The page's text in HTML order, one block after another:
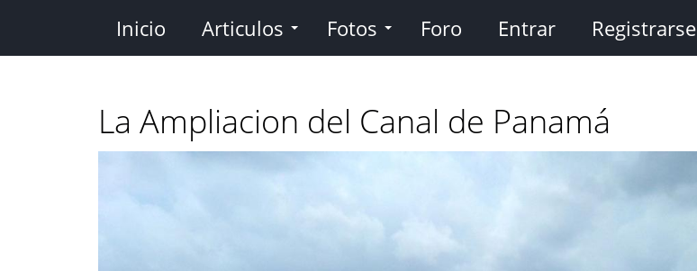
contenido
Inicio Articulos Fotos Foro Entrar Registrarse
La Ampliacion del Canal de Panamá